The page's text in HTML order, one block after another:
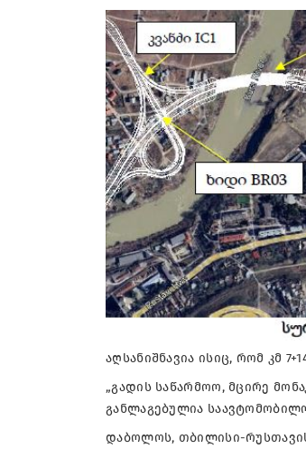
აღსანიშნავია ისიც, რომ კმ
„გადის საწარმოო, მცირე
განლაგებულია
დაბოლოს, თბილისი-